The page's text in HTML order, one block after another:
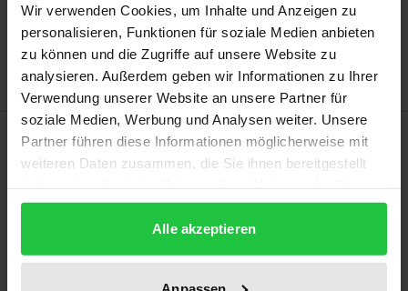
Wir verwenden Cookies, um Inhalte und Anzeigen zu
personalisieren, Funktionen für soziale Medien anbieten
zu können und die Zugriffe auf unsere Website zu
analysieren. Außerdem geben wir Informationen zu Ihrer
Verwendung unserer Website an unsere Partner für
soziale Medien, Werbung und Analysen weiter. Unsere
Partner führen diese Informationen möglicherweise mit
weiteren Daten zusammen, die Sie ihnen bereitgestellt
gesammelt haben.
Alle akzeptieren
Zur Wunschliste hinzufügen
Hinweise zu Versandkosten
Beschreibung
strafgerichtlicher Hauptverhandlungen. Auf Basis
einer Analyse des empirischen Forschungsstands